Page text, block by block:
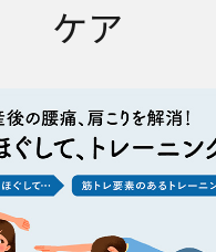
ケア